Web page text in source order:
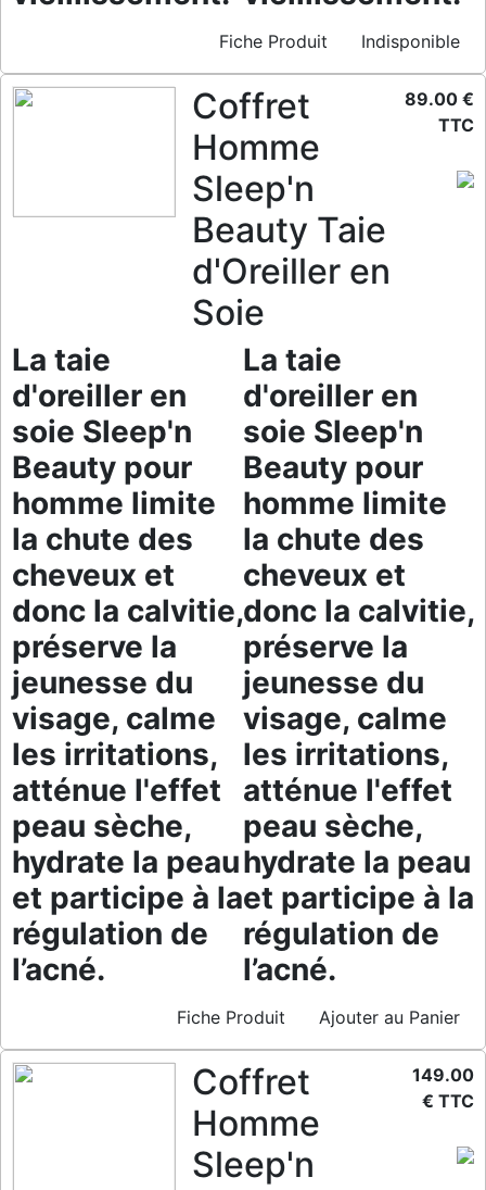
Fiche Produit Indisponible
Coffret
Homme
Sleep'n
Beauty Taie
d'Oreiller en
Soie
La taie
d'oreiller en
soie Sleep'n
Beauty pour
homme limite
la chute des
cheveux et
donc la calvitie,
préserve la
jeunesse du
visage, calme
les irritations,
atténue l'effet
peau sèche,
hydrate la peau
et participe à la
régulation de
l’acné.
La taie
d'oreiller en
soie Sleep'n
Beauty pour
homme limite
la chute des
cheveux et
donc la calvitie,
préserve la
jeunesse du
visage, calme
les irritations,
atténue l'effet
peau sèche,
hydrate la peau
et participe à la
régulation de
l’acné.
89.00 €
TTC
Fiche Produit Ajouter au Panier
Coffret
Homme
Sleep'n
149.00
€ TTC